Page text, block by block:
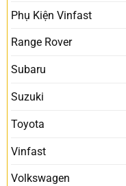
Phụ Kiện Vinfast
Range Rover
Subaru
Suzuki
Toyota
Vinfast
Volkswagen